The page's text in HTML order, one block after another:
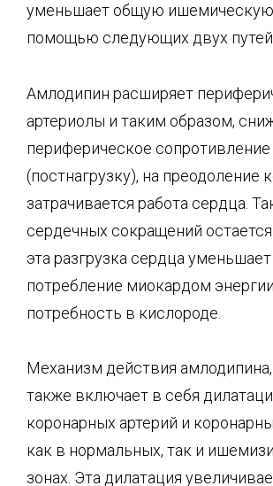
уменьшает общую ишемическую
помощью следующих двух
Амлодипин расширяет
артериолы и таким образом,
периферическое сопротивление
(постнагрузку), на преодоление
затрачивается работа сердца.
сердечных сокращений
эта разгрузка сердца уменьшает
потребление миокардом
потребность в кислороде.
Механизм действия
также включает в себя
коронарных артерий и
как в нормальных, так и
зонах. Эта дилатация